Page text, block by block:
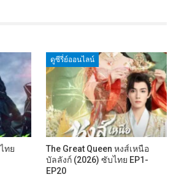
ทย
ดูซีรี่ย์ออนไลน์
The Great Queen หงส์เหนือ
บัลลังก์ (2026) ซับไทย EP1-
EP20